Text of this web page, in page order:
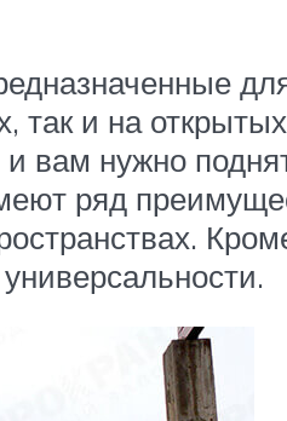
так и на
вам нужно
ряд